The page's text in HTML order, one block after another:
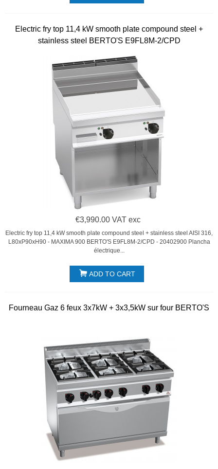
Electric fry top 11,4 kW smooth plate compound steel +
stainless steel BERTO'S E9FL8M-2/CPD
€3,990.00 VAT exc
Electric fry top 11,4 kW smooth plate compound steel + stainless steel AISI 316,
L80xP90xH90 - MAXIMA 900 BERTO'S E9FL8M-2/CPD - 20402900 Plancha
électrique...
ADD TO CART
Fourneau Gaz 6 feux 3x7kW + 3x3,5kW sur four BERTO'S